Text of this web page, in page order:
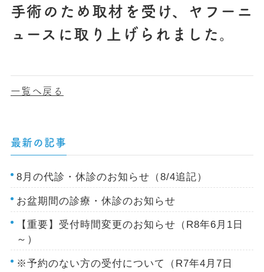
手術のため取材を受け、ヤフーニ
ュースに取り上げられました。
一覧へ戻る
最新の記事
8月の代診・休診のお知らせ（8/4追記）
お盆期間の診療・休診のお知らせ
【重要】受付時間変更のお知らせ（R8年6月1日
～）
※予約のない方の受付について（R7年4月7日